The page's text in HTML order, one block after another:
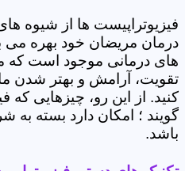
فیزیوتراپیست ها از شیوه
درمان مریضان خود بهره می
های درمانی موجود است که
تقویت، آرامش و بهتر شدن
کنید. از این رو، چیزهایی
گویند ؛ امکان دارد بسته
باشد.